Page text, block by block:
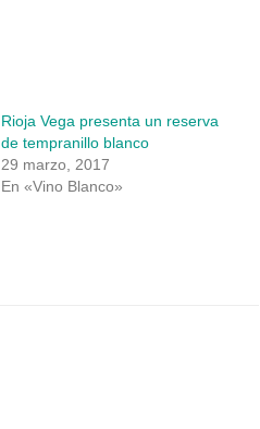
Rioja Vega presenta un reserva
de tempranillo blanco
29 marzo, 2017
En «Vino Blanco»